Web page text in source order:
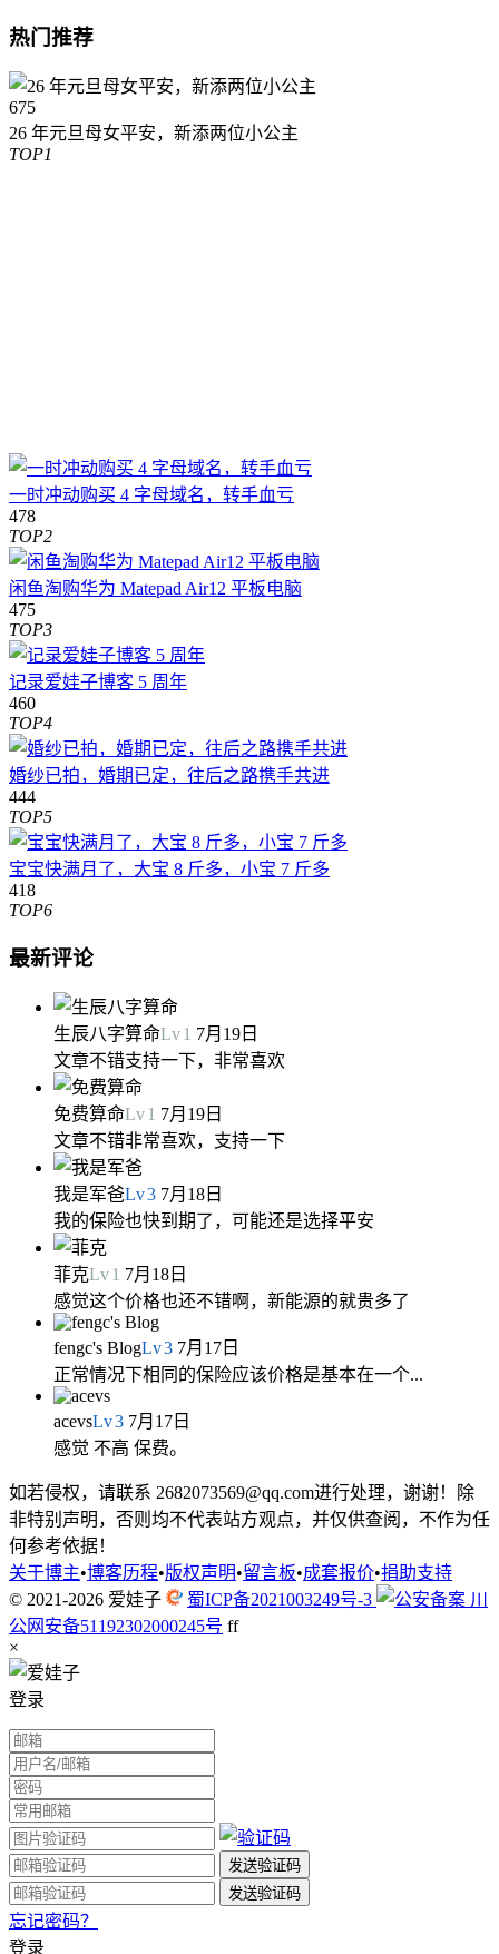
热门推荐
675
26 年元旦母女平安，新添两位小公主
TOP1
一时冲动购买 4 字母域名，转手血亏
478
TOP2
闲鱼淘购华为 Matepad Air12 平板电脑
475
TOP3
记录爱娃子博客 5 周年
460
TOP4
婚纱已拍，婚期已定，往后之路携手共进
444
TOP5
宝宝快满月了，大宝 8 斤多，小宝 7 斤多
418
TOP6
最新评论
生辰八字算命Lv1 7月19日
文章不错支持一下，非常喜欢
免费算命Lv1 7月19日
文章不错非常喜欢，支持一下
我是军爸Lv3 7月18日
我的保险也快到期了，可能还是选择平安
菲克Lv1 7月18日
感觉这个价格也还不错啊，新能源的就贵多了
fengc's BlogLv3 7月17日
正常情况下相同的保险应该价格是基本在一个...
acevsLv3 7月17日
感觉 不高 保费。
如若侵权，请联系 2682073569@qq.com进行处理，谢谢！除
非特别声明，否则均不代表站方观点，并仅供查阅，不作为任
何参考依据！
关于博主•博客历程•版权声明•留言板•成套报价•捐助支持
© 2021-2026 爱娃子 蜀ICP备2021003249号-3
川
公网安备51192302000245号 ff
×
登录
忘记密码？
登录